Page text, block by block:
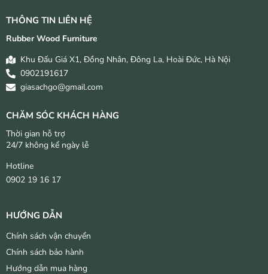
THÔNG TIN LIÊN HỆ
Rubber Wood Furniture
Khu Đấu Giá X1, Đồng Nhân, Đông La, Hoài Đức, Hà Nội
0902191617
giasachgo@gmail.com
CHĂM SÓC KHÁCH HÀNG
Thời gian hỗ trợ
24/7 không kể ngày lễ
Hotline
0902 19 16 17
HƯỚNG DẪN
Chính sách vận chuyển
Chính sách bảo hành
Hướng dẫn mua hàng